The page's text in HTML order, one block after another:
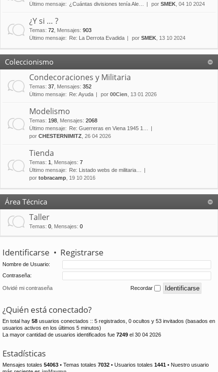
Último mensaje: ¿Cuántas divisiones tenía Ale… por SMEK , 04 10 2024
¿Y si … ?
Temas: 72 Mensajes: 903
Último mensaje:
Re: La Derrota Evadida por SMEK , 13 10 2024
Coleccionismo
Condecoraciones y Militaria
Temas: 37 Mensajes: 352
Último mensaje:
Re: Ayuda por 00Cien , 13 01 2026
Modelismo
Temas: 198 Mensajes: 2068
Último mensaje:
Re: Guerreras en Viena 1945 1…
por CHESTERNIMITZ , 26 04 2026
Tienda
Temas: 1 Mensajes: 7
Último mensaje:
Re: Listado webs de militaria…
por tobracamp , 19 10 2016
Área Técnica
Taller
Temas: 0 Mensajes: 0
Identificarse • Registrarse
Nombre de Usuario:
Contraseña:
Olvidé mi contraseña Recordar
¿Quién está conectado?
En total hay 58 usuarios conectados :: 5 registrados, 0 ocultos y 53 invitados (basados en
usuarios activos en los últimos 5 minutos)
La mayor cantidad de usuarios identificados fue 7249 el 30 04 2026
Estadísticas
Mensajes totales 54063 • Temas totales 7032 • Usuarios totales 1441 • Nuestro usuario